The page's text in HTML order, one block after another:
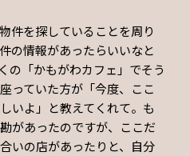
件を探していることを周り
の情報があったらいいなと
の「かもがわカフェ」でそう
っていた方が「今度、ここ
いよ」と教えてくれて。も
があったのですが、ここだ
いの店があったりと、自分